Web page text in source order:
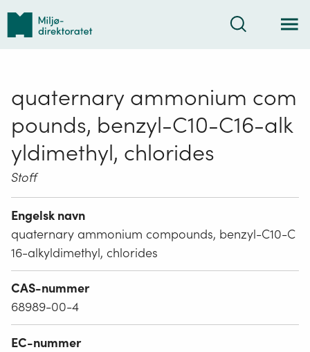
Tilbake
forsiden
Søk
quaternary ammonium com
pounds, benzyl-C10-C16-alk
yldimethyl, chlorides
Stoff
Engelsk navn
quaternary ammonium compounds, benzyl-C10-C
16-alkyldimethyl, chlorides
CAS-nummer
68989-00-4
EC-nummer